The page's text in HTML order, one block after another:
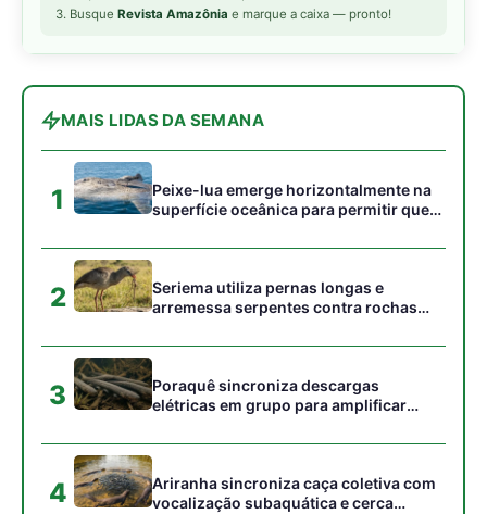
peixes maiores na Amazônia
4
Ariranha sincroniza caça coletiva com
vocalização subaquática e cerca
Seriema combina corridas em alta
velocidade e arremessos contra rochas
no cerrado
Gostou desta reportagem?
Siga a Revista Amazônia no Google News